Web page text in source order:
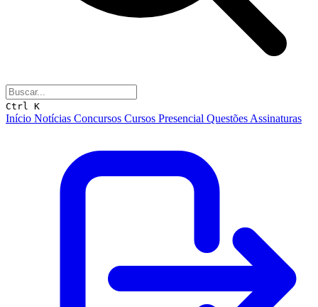
Ctrl K
Início Notícias Concursos Cursos Presencial Questões Assinaturas